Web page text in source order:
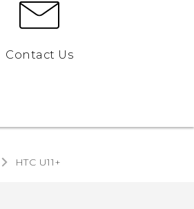
Contact Us
HTC U11+‎